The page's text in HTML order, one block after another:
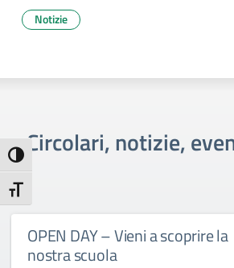
Attiva/disattiva alto contrasto
Attiva/disattiva dimensione testo
Notizie
Circolari, notizie,
OPEN DAY – Vieni a scoprire la
nostra scuola